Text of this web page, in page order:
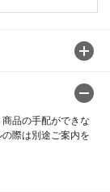
品の手配ができな
際は別途ご案内を